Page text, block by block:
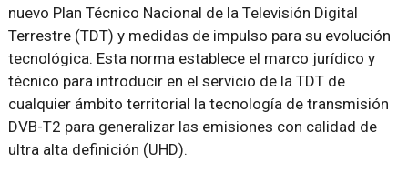
nuevo Plan Técnico Nacional de la Televisión Digital
Terrestre (TDT) y medidas de impulso para su evolución
tecnológica. Esta norma establece el marco jurídico y
técnico para introducir en el servicio de la TDT de
cualquier ámbito territorial la tecnología de transmisión
DVB-T2 para generalizar las emisiones con calidad de
ultra alta definición (UHD).